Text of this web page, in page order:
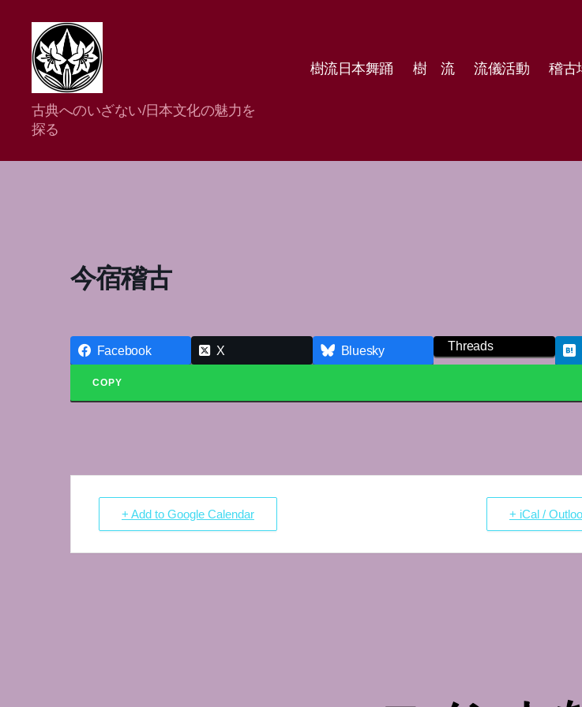
樹
流
日
古典へのいざない/日本文化の魅力を
探る
樹流日本舞踊 樹 流 流儀活動 稽古
今宿稽古
Facebook X Bluesky Threads
COPY
+ Add to Google Calendar + iCal /